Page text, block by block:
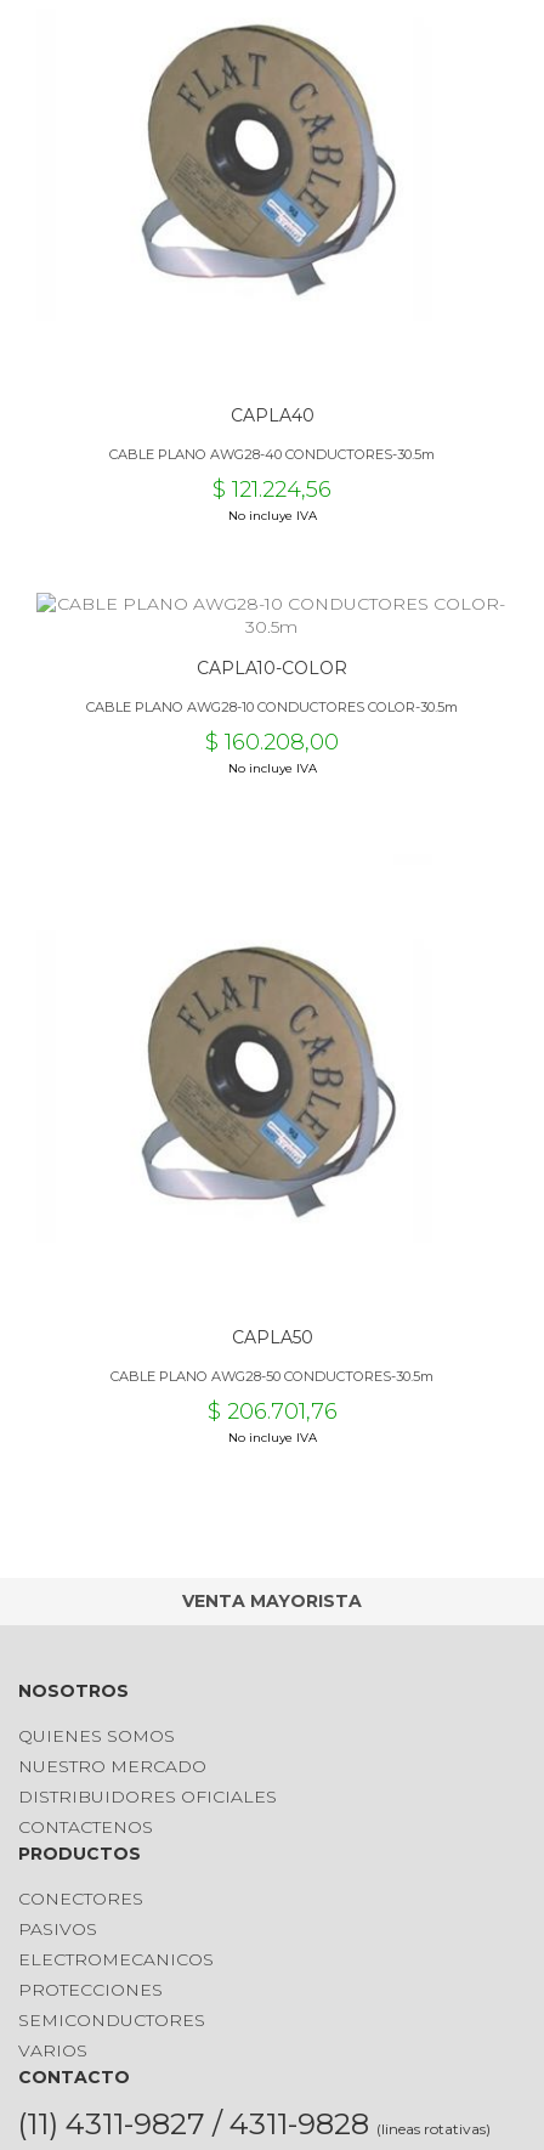
CAPLA40
CABLE PLANO AWG28-40 CONDUCTORES-30.5m
$ 121.224,56
No incluye IVA
CAPLA10-COLOR
CABLE PLANO AWG28-10 CONDUCTORES COLOR-30.5m
$ 160.208,00
No incluye IVA
CAPLA50
CABLE PLANO AWG28-50 CONDUCTORES-30.5m
$ 206.701,76
No incluye IVA
VENTA MAYORISTA
NOSOTROS
QUIENES SOMOS
NUESTRO MERCADO
DISTRIBUIDORES OFICIALES
CONTACTENOS
PRODUCTOS
CONECTORES
PASIVOS
ELECTROMECANICOS
PROTECCIONES
SEMICONDUCTORES
VARIOS
CONTACTO
(11) 4311-9827 / 4311-9828 (lineas rotativas)